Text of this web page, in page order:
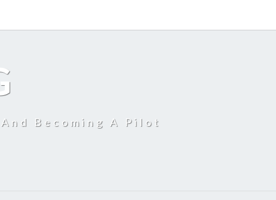
Becoming A Pilot